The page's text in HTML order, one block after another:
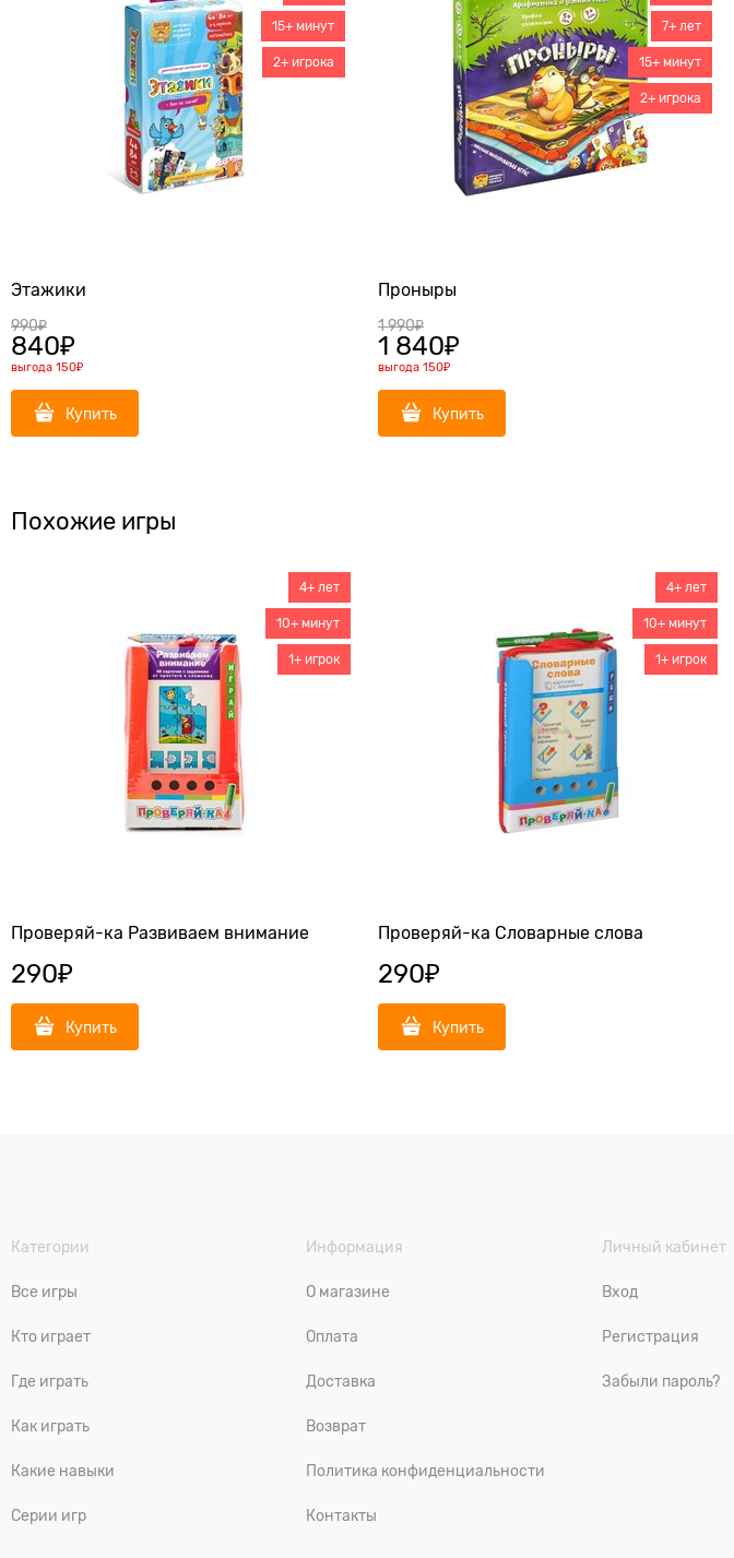
Этажики
15+ минут
2+ игрока
990₽
840₽
выгода 150₽
Купить
Проныры
7+ лет
15+ минут
2+ игрока
1 990₽
1 840₽
выгода 150₽
Купить
Похожие игры
Проверяй-ка Развиваем внимание
4+ лет
10+ минут
1+ игрок
290₽
Купить
Проверяй-ка Словарные слова
4+ лет
10+ минут
1+ игрок
290₽
Купить
Категории
Все игры
Кто играет
Где играть
Как играть
Какие навыки
Серии игр
Информация
О магазине
Оплата
Доставка
Возврат
Политика конфиденциальности
Контакты
Личный кабинет
Вход
Регистрация
Забыли пароль?